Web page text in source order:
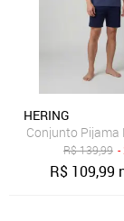
HERING
Conjunto Pijama
R$139,99 -
R$ 109,99